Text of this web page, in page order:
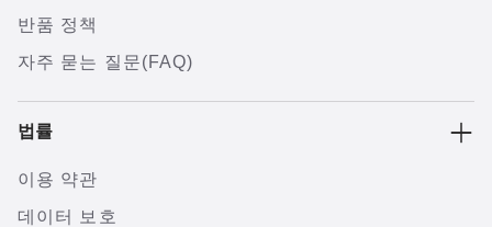
반품 정책
자주 묻는 질문(FAQ)
법률
이용 약관
데이터 보호